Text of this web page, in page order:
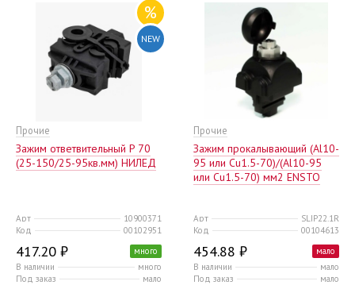
%
NEW
Прочие
Зажим ответвительный P 70
(25-150/25-95кв.мм) НИЛЕД
Арт
10900371
Код
00102951
417.20 ₽
много
В наличии
много
Под заказ
мало
Прочие
Зажим прокалывающий (Al10-
95 или Cu1.5-70)/(Al10-95
или Cu1.5-70) мм2 ENSTO
Арт
SLIP22.1R
Код
00104613
454.88 ₽
мало
В наличии
мало
Под заказ
мало